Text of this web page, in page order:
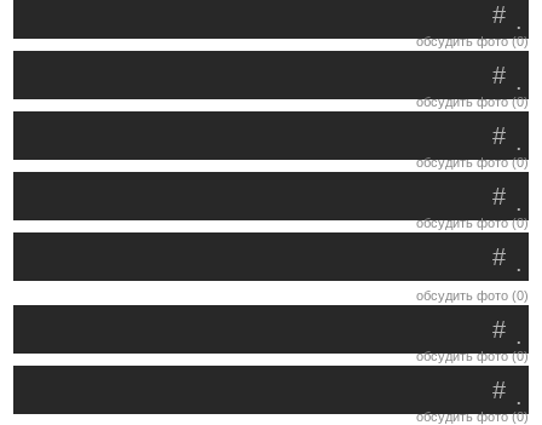
.
#
обсудить фото (0)
.
#
обсудить фото (0)
.
#
обсудить фото (0)
.
#
обсудить фото (0)
.
#
обсудить фото (0)
.
#
обсудить фото (0)
.
#
обсудить фото (0)